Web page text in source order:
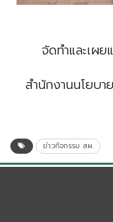
จัดทำและเผ
สำนักงานนโยบา
ข่าวกิจกรรม สผ.